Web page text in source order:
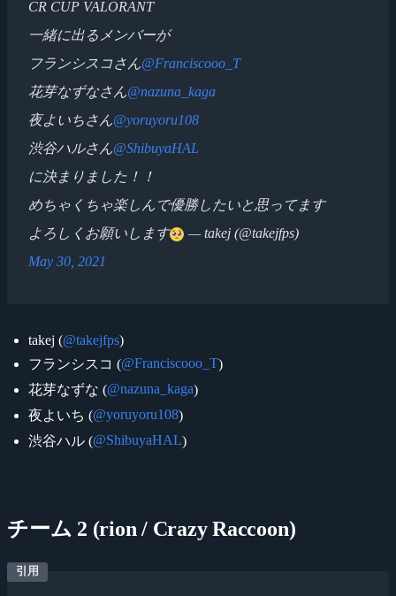
CR CUP VALORANT
一緒に出るメンバーが
フランシスコさん@Franciscooo_T
花芽なずなさん@nazuna_kaga
夜よいちさん@yoruyoru108
渋谷ハルさん@ShibuyaHAL
に決まりました！！
めちゃくちゃ楽しんで優勝したいと思ってます
よろしくお願いします
— takej (@takejfps)
May 30, 2021
takej (@takejfps)
フランシスコ (@Franciscooo_T)
花芽なずな (@nazuna_kaga)
夜よいち (@yoruyoru108)
渋谷ハル (@ShibuyaHAL)
チーム 2 (rion / Crazy Raccoon)